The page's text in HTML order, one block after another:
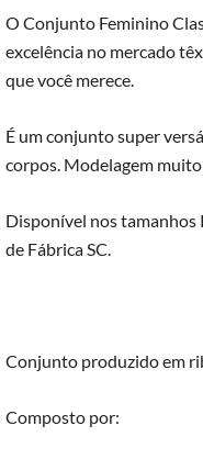
O Conjunto Feminino
excelência no mercado
que você merece.
É um conjunto super
corpos. Modelagem
Disponível nos tamanhos
de Fábrica SC.
Conjunto produzido em
Composto por: